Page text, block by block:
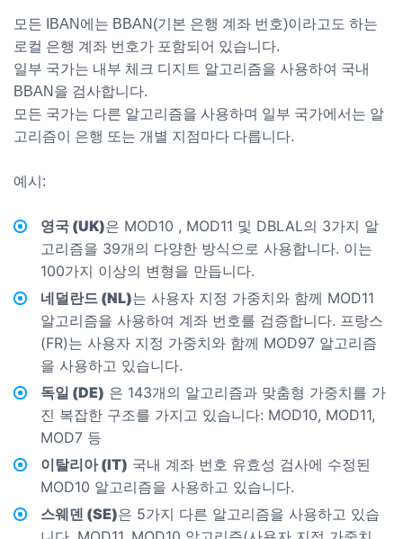
모든 IBAN에는 BBAN(기본 은행 계좌 번호)이라고도 하는
로컬 은행 계좌 번호가 포함되어 있습니다.
일부 국가는 내부 체크 디지트 알고리즘을 사용하여 국내
BBAN을 검사합니다.
모든 국가는 다른 알고리즘을 사용하며 일부 국가에서는 알
고리즘이 은행 또는 개별 지점마다 다릅니다.
예시:
영국 (UK)은 MOD10 , MOD11 및 DBLAL의 3가지 알
고리즘을 39개의 다양한 방식으로 사용합니다. 이는
100가지 이상의 변형을 만듭니다.
네덜란드 (NL)는 사용자 지정 가중치와 함께 MOD11
알고리즘을 사용하여 계좌 번호를 검증합니다. 프랑스
(FR)는 사용자 지정 가중치와 함께 MOD97 알고리즘
을 사용하고 있습니다.
독일 (DE) 은 143개의 알고리즘과 맞춤형 가중치를 가
진 복잡한 구조를 가지고 있습니다: MOD10, MOD11,
MOD7 등
이탈리아 (IT) 국내 계좌 번호 유효성 검사에 수정된
MOD10 알고리즘을 사용하고 있습니다.
스웨덴 (SE)은 5가지 다른 알고리즘을 사용하고 있습